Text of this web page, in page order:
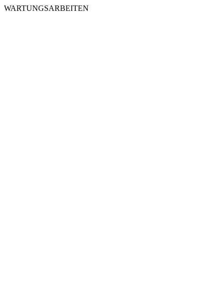
WARTUNGSARBEITEN